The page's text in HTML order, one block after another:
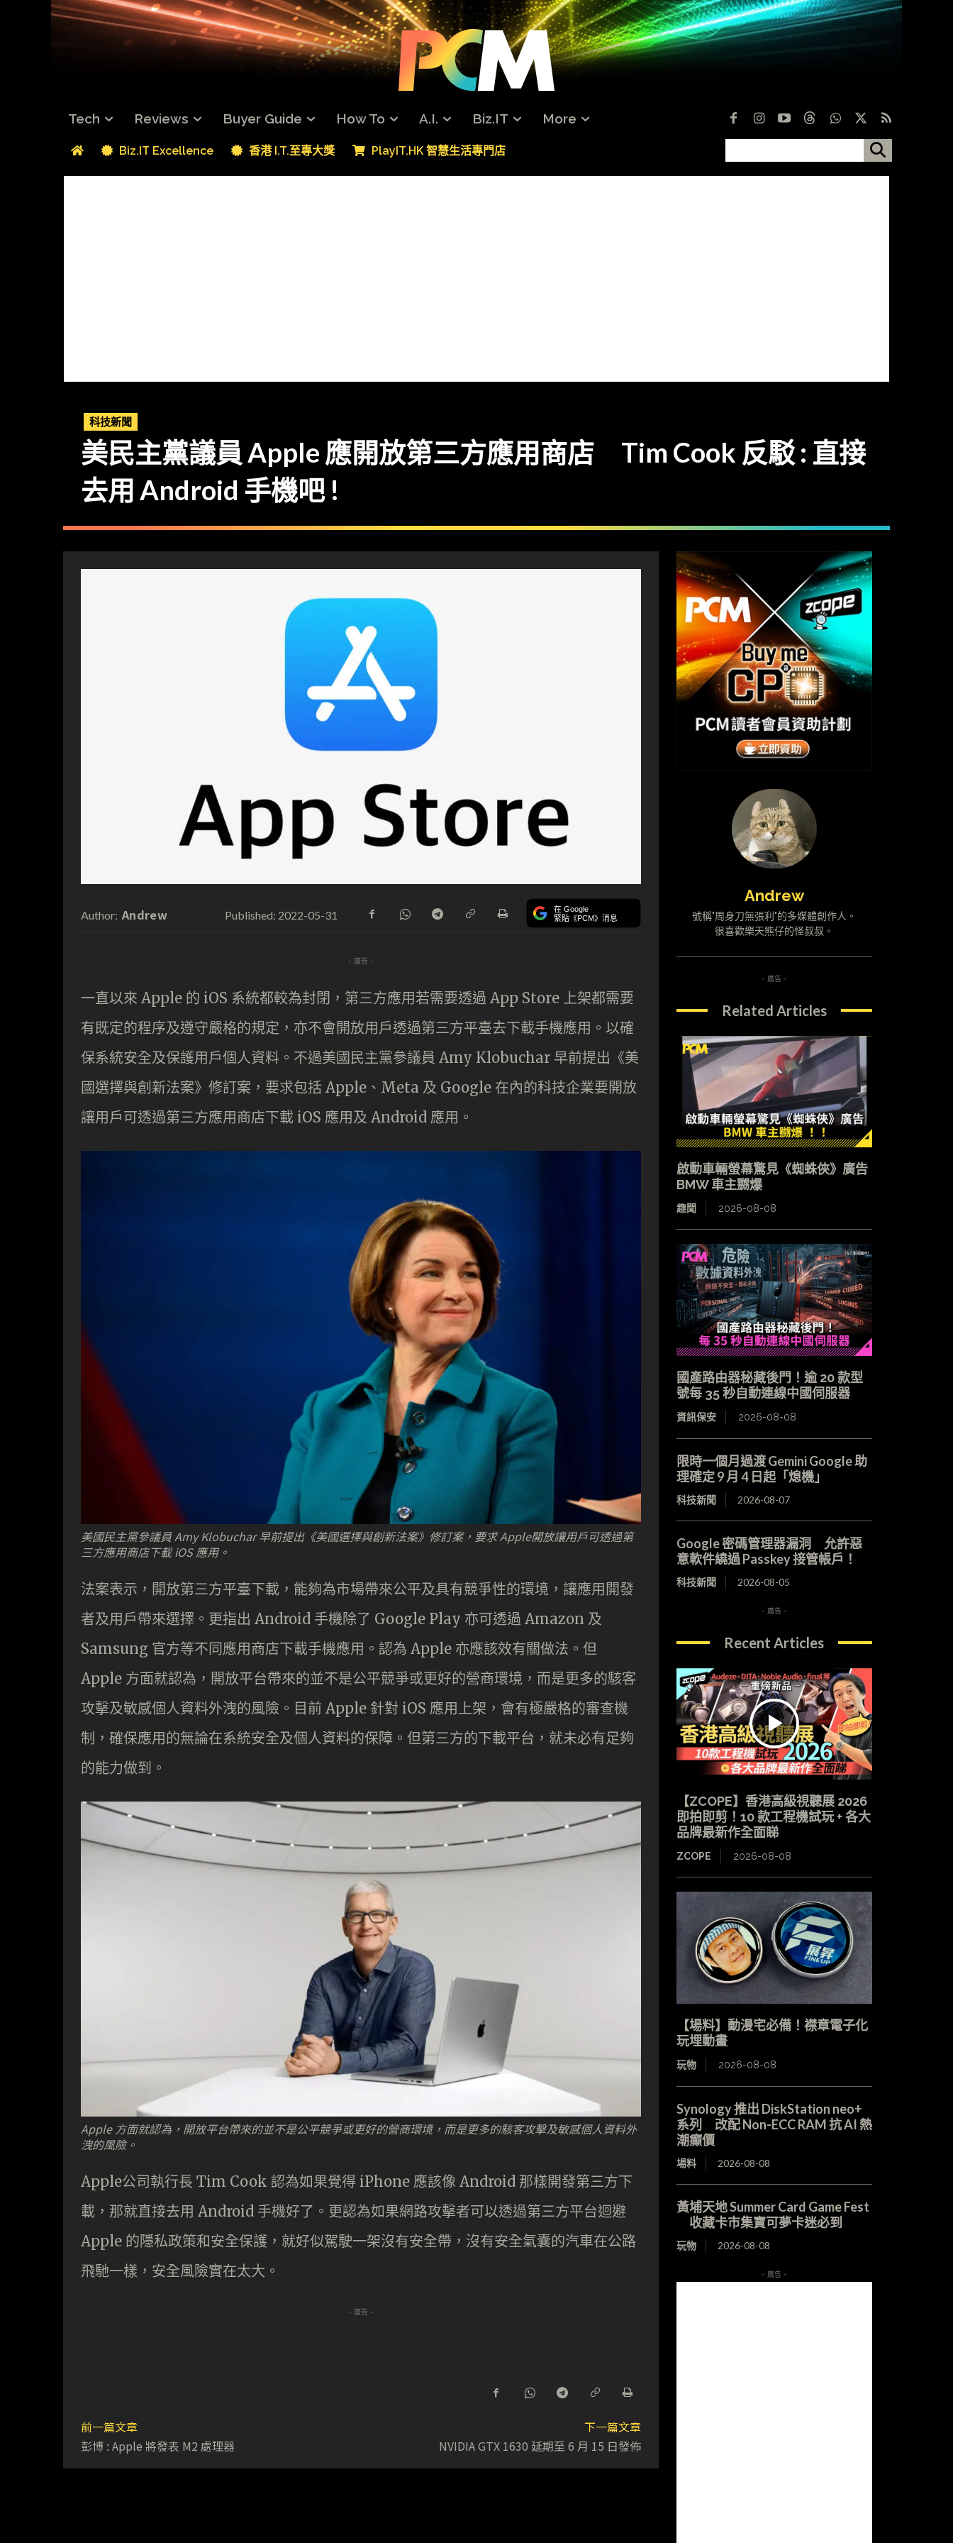
Tech Reviews Buyer Guide How To A.I. Biz.IT More
Biz.IT Excellence 香港 I.T.至專大獎 PlayIT.HK 智慧生活專門店
科技新聞
美民主黨議員 Apple 應開放第三方應用商店 Tim Cook 反駁 : 直接
去用 Android 手機吧 !
Author: Andrew Published: 2022-05-31 在 Google
緊貼《PCM》消息
- 廣告 -
一直以來 Apple 的 iOS 系統都較為封閉，第三方應用若需要透過 App Store 上架都需要
有既定的程序及遵守嚴格的規定，亦不會開放用戶透過第三方平臺去下載手機應用。以確
保系統安全及保護用戶個人資料。不過美國民主黨參議員 Amy Klobuchar 早前提出《美
國選擇與創新法案》修訂案，要求包括 Apple、Meta 及 Google 在內的科技企業要開放
讓用戶可透過第三方應用商店下載 iOS 應用及 Android 應用。
美國民主黨參議員 Amy Klobuchar 早前提出《美國選擇與創新法案》修訂案，要求 Apple開放讓用戶可透過第
三方應用商店下載 iOS 應用。
法案表示，開放第三方平臺下載，能夠為市場帶來公平及具有競爭性的環境，讓應用開發
者及用戶帶來選擇。更指出 Android 手機除了 Google Play 亦可透過 Amazon 及
Samsung 官方等不同應用商店下載手機應用。認為 Apple 亦應該效有關做法。但
Apple 方面就認為，開放平台帶來的並不是公平競爭或更好的營商環境，而是更多的駭客
攻擊及敏感個人資料外洩的風險。目前 Apple 針對 iOS 應用上架，會有極嚴格的審查機
制，確保應用的無論在系統安全及個人資料的保障。但第三方的下載平台，就未必有足夠
的能力做到。
Apple 方面就認為，開放平台帶來的並不是公平競爭或更好的營商環境，而是更多的駭客攻擊及敏感個人資料外
洩的風險。
Apple公司執行長 Tim Cook 認為如果覺得 iPhone 應該像 Android 那樣開發第三方下
載，那就直接去用 Android 手機好了。更認為如果網路攻擊者可以透過第三方平台迴避
Apple 的隱私政策和安全保護，就好似駕駛一架沒有安全帶，沒有安全氣囊的汽車在公路
飛馳一樣，安全風險實在太大。
- 廣告 -
前一篇文章
彭博 : Apple 將發表 M2 處理器
下一篇文章
NVIDIA GTX 1630 延期至 6 月 15 日發佈
Andrew
號稱"周身刀無張利"的多媒體創作人。
很喜歡樂天熊仔的怪叔叔。
- 廣告 -
Related Articles
啟動車輛螢幕驚見《蜘蛛俠》廣告
BMW 車主嬲爆
趣聞 2026-08-08
國產路由器秘藏後門！逾 20 款型
號每 35 秒自動連線中國伺服器
資訊保安 2026-08-08
限時一個月過渡 Gemini Google 助
理確定 9 月 4 日起「熄機」
科技新聞 2026-08-07
Google 密碼管理器漏洞 允許惡
意軟件繞過 Passkey 接管帳戶！
科技新聞 2026-08-05
- 廣告 -
Recent Articles
【ZCOPE】香港高級視聽展 2026
即拍即剪！10 款工程機試玩 + 各大
品牌最新作全面睇
ZCOPE 2026-08-08
【場料】動漫宅必備！襟章電子化
玩埋動畫
玩物 2026-08-08
Synology 推出 DiskStation neo+
系列 改配 Non-ECC RAM 抗 AI 熱
潮癲價
場料 2026-08-08
黃埔天地 Summer Card Game Fest
收藏卡市集寶可夢卡迷必到
玩物 2026-08-08
- 廣告 -